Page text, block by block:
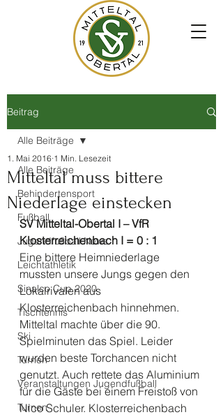
Beitrag
Alle Beiträge
Behindertensport
Fußball
Jugendfußball News
Leichtathletik
Sinalco Cup 2020
Tischtennis
Ski
Turnen
Veranstaltungen Jugendfußball
Turnen
Alle Beiträge
Mitteltal muss bittere
Niederlage einstecken
1. Mai 2016 1 Min. Lesezeit
SV Mitteltal-Obertal I – VfR
Klosterreichenbach I = 0 : 1
Eine bittere Heimniederlage
mussten unsere Jungs gegen den
Lokalrivalen aus
Klosterreichenbach hinnehmen.
Mitteltal machte über die 90.
Spielminuten das Spiel. Leider
wurden beste Torchancen nicht
genutzt. Auch rettete das Aluminium
für die Gäste bei einem Freistoß von
Nico Schuler. Klosterreichenbach